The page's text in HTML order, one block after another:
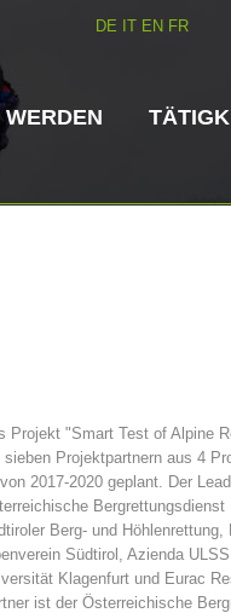
DE IT EN FR
Jahresberichte
Ausbildung
- START
Projekt "Smart Test of Alpine
sieben Projektpartnern aus 4
2017-2020 geplant. Der
Berg- und
Südtirol, Azienda
Klagenfurt und Eurac
ist der Österreichische